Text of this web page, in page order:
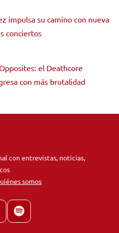
impulsa su camino con nueva
conciertos
el Deathcore
con más brutalidad
con entrevistas, noticias,
somos
spotify